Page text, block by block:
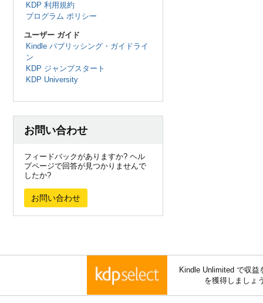
KDP 利用規約
プログラム ポリシー
ユーザー ガイド
Kindle パブリッシング・ガイドライ
ン
KDP ジャンプスタート
KDP University
お問い合わせ
フィードバックがありますか? ヘル
プページで回答が見つかりませんで
したか?
お問い合わせ
Kindle Unlimited で収
を獲得しましょ